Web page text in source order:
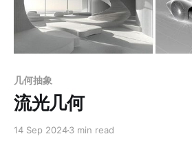
几何抽象
流光几何
14 Sep 20243 min read